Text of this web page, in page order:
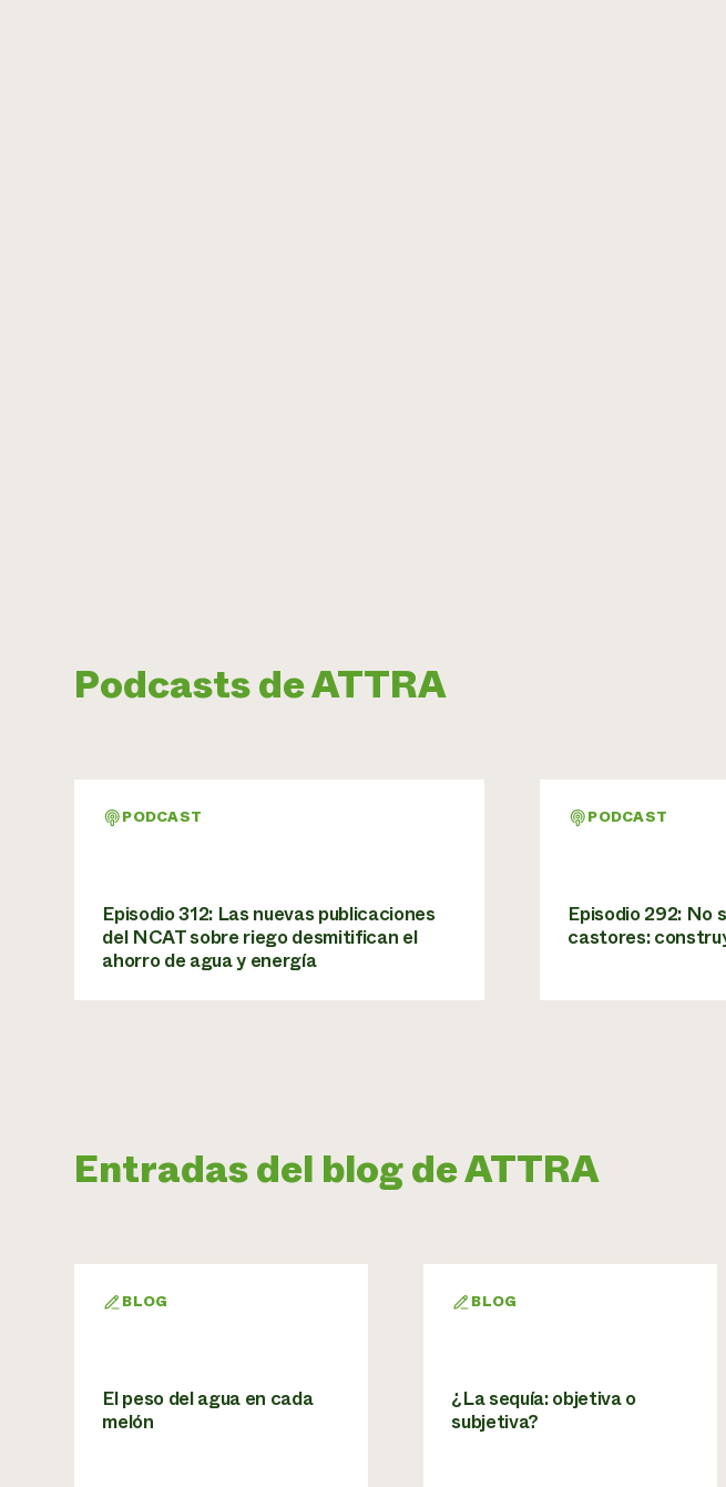
Podcasts de ATTRA
PODCAST
Episodio 312: Las nuevas publicaciones
del NCAT sobre riego desmitifican el
ahorro de agua y energía
PODCAST
Episodio 292: No
castores:
Entradas del blog de ATTRA
BLOG
El peso del agua en cada
melón
BLOG
¿La sequía: objetiva o
subjetiva?